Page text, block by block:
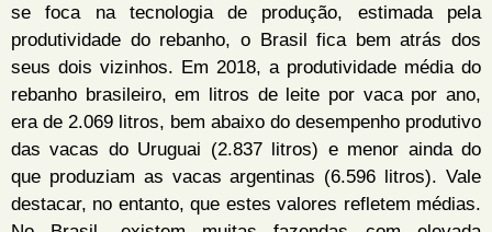
se foca na tecnologia de produção, estimada pela
produtividade do rebanho, o Brasil fica bem atrás dos
seus dois vizinhos. Em 2018, a produtividade média do
rebanho brasileiro, em litros de leite por vaca por ano,
era de 2.069 litros, bem abaixo do desempenho produtivo
das vacas do Uruguai (2.837 litros) e menor ainda do
que produziam as vacas argentinas (6.596 litros). Vale
destacar, no entanto, que estes valores refletem médias.